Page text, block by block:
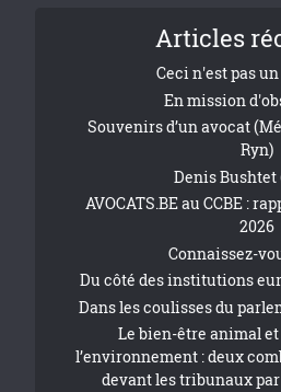
Articles
Ceci n'est pas
En mission
Souvenirs d’un avocat
Ryn)
Denis Bushtet
AVOCATS.BE au CCBE :
2026
Connaissez-
Du côté des institutions
Dans les coulisses du
Le bien-être animal
l’environnement : deux
devant les tribunaux